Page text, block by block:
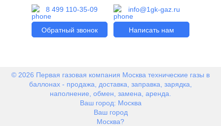
8 499 110-35-09
Обратный звонок
info@1gk-gaz.ru
Написать нам
© 2026 Первая газовая компания Москва технические газы в
баллонах - продажа, доставка, заправка, зарядка,
наполнение, обмен, замена, аренда.
Ваш город: Москва
Ваш город
Москва?